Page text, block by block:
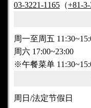
03-3221-1165（+81-
周一至周五
周六 17:00~23:00
※午餐菜单
周日/法定节假日